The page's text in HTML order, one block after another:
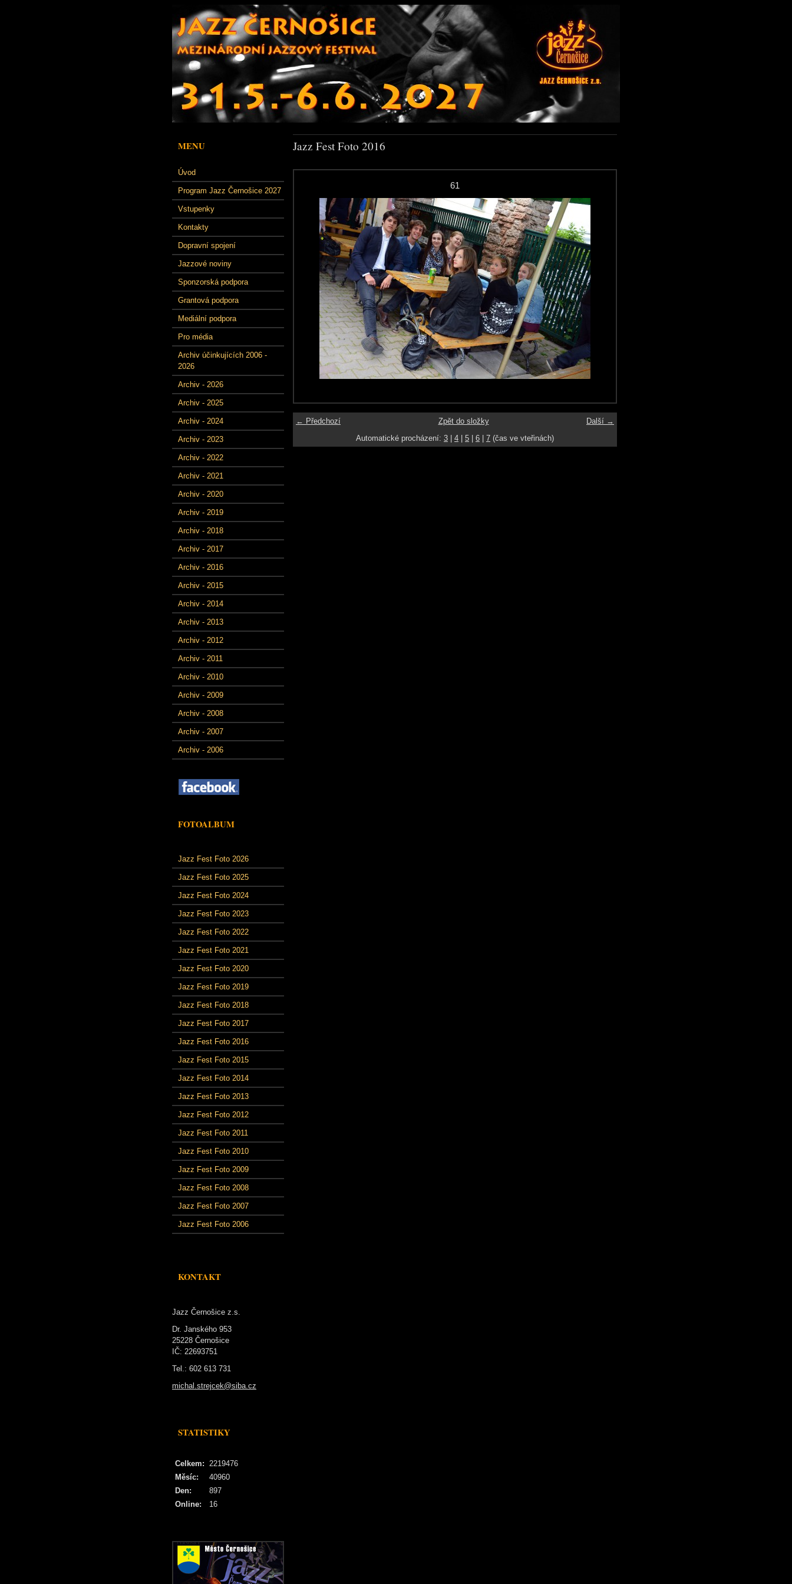
MENU
Úvod
Program Jazz Černošice 2027
Vstupenky
Kontakty
Dopravní spojení
Jazzové noviny
Sponzorská podpora
Grantová podpora
Mediální podpora
Pro média
Archiv účinkujících 2006 -
2026
Archiv - 2026
Archiv - 2025
Archiv - 2024
Archiv - 2023
Archiv - 2022
Archiv - 2021
Archiv - 2020
Archiv - 2019
Archiv - 2018
Archiv - 2017
Archiv - 2016
Archiv - 2015
Archiv - 2014
Archiv - 2013
Archiv - 2012
Archiv - 2011
Archiv - 2010
Archiv - 2009
Archiv - 2008
Archiv - 2007
Archiv - 2006
FOTOALBUM
Jazz Fest Foto 2026
Jazz Fest Foto 2025
Jazz Fest Foto 2024
Jazz Fest Foto 2023
Jazz Fest Foto 2022
Jazz Fest Foto 2021
Jazz Fest Foto 2020
Jazz Fest Foto 2019
Jazz Fest Foto 2018
Jazz Fest Foto 2017
Jazz Fest Foto 2016
Jazz Fest Foto 2015
Jazz Fest Foto 2014
Jazz Fest Foto 2013
Jazz Fest Foto 2012
Jazz Fest Foto 2011
Jazz Fest Foto 2010
Jazz Fest Foto 2009
Jazz Fest Foto 2008
Jazz Fest Foto 2007
Jazz Fest Foto 2006
KONTAKT
Jazz Černošice z.s.
Dr. Janského 953
25228 Černošice
IČ: 22693751
Tel.: 602 613 731
michal.strejcek@siba.cz
STATISTIKY
Online: 16
Celkem: 2219476
Měsíc:
40960
Den:
897
Jazz Fest Foto 2016
61
← Předchozí Další →
Zpět do složky
Automatické procházení: 3 4 5 6 7 (čas ve vteřinách)